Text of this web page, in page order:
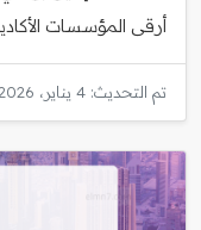
أرقى المؤسسات
تم التحديث: 4 يناير، 2026